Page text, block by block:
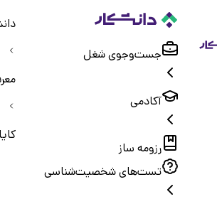
جست‌و‌جوی شغل
آکادمی
رزومه ساز
تست‌های شخصیت‌شناسی
کایا